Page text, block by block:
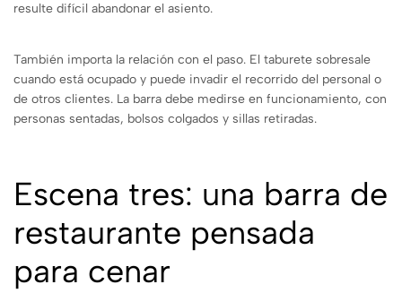
resulte difícil abandonar el asiento.
También importa la relación con el paso. El taburete sobresale
cuando está ocupado y puede invadir el recorrido del personal o
de otros clientes. La barra debe medirse en funcionamiento, con
personas sentadas, bolsos colgados y sillas retiradas.
Escena tres: una barra de
restaurante pensada
para cenar